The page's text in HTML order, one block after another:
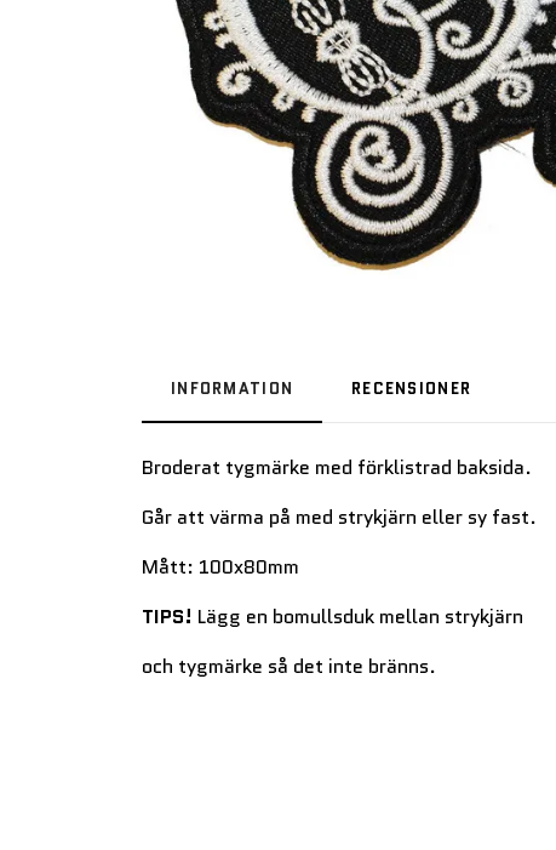
INFORMATION RECENSIONER
Broderat tygmärke med förklistrad baksida.
Går att värma på med strykjärn eller sy fast.
Mått: 100x80mm
TIPS! Lägg en bomullsduk mellan strykjärn
och tygmärke så det inte bränns.